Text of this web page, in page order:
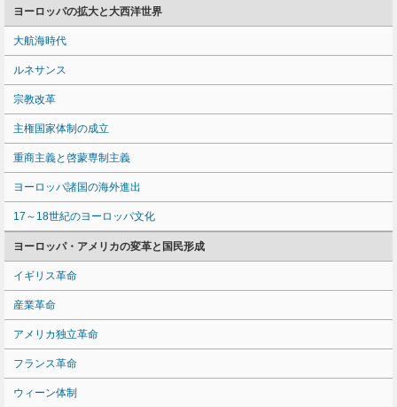
ヨーロッパの拡大と大西洋世界
大航海時代
ルネサンス
宗教改革
主権国家体制の成立
重商主義と啓蒙専制主義
ヨーロッパ諸国の海外進出
17～18世紀のヨーロッパ文化
ヨーロッパ・アメリカの変革と国民形成
イギリス革命
産業革命
アメリカ独立革命
フランス革命
ウィーン体制